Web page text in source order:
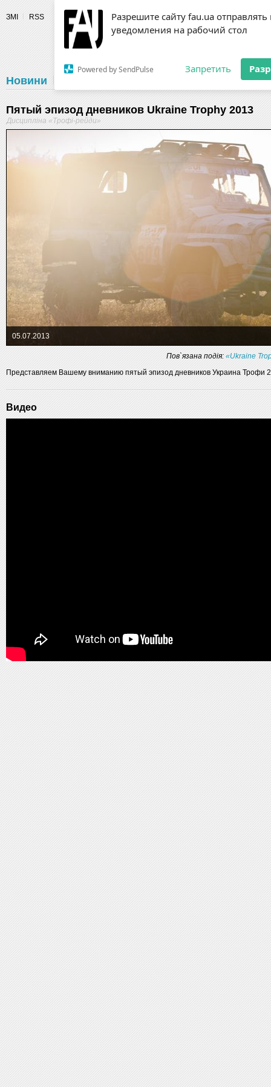
Разрешите сайту fau.ua отправлять
уведомления на рабочий стол
Powered by SendPulse Запретить
ЗМІ RSS
Новини Календар
Пятый эпизод дневников Ukraine Trophy 2013
Дисципліна «Трофі-рейди»
05.07.2013
Пов`язана подія: «Ukraine
Представляем Вашему вниманию пятый эпизод дневников Украина Трофи
Видео